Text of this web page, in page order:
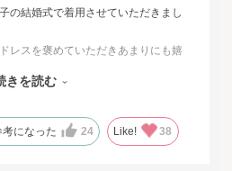
の結婚式で着用させていただきまし
レスを褒めていただきあまりにも嬉
きたいと思いました。とても素敵な
えていただき、心より感謝申し上げ
きを読む
考になった 24 Like! 38